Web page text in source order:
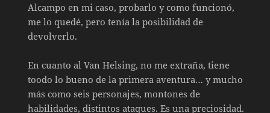
Alcampo en mi caso, probarlo y como funcionó,
me lo quedé, pero tenía la posibilidad de
devolverlo.
En cuanto al Van Helsing, no me extraña, tiene
toodo lo bueno de la primera aventura… y mucho
más como seis personajes, montones de
habilidades, distintos ataques. Es una preciosidad.